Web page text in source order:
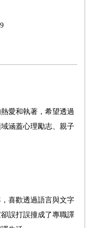
愛和執著，希望透過
涵蓋心理勵志、親子
喜歡透過語言與文字
誤打誤撞成了專職譯